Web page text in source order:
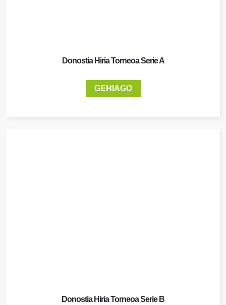
Donostia Hiria Torneoa Serie A
GEHIAGO
Donostia Hiria Torneoa Serie B